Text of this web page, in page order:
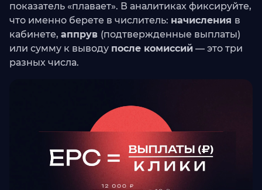
показатель «плавает». В аналитиках фиксируйте,
что именно берете в числитель: начисления в
кабинете, аппрув (подтвержденные выплаты)
или сумму к выводу после комиссий — это три
разных числа.